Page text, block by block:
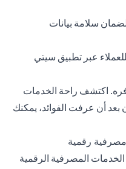
سلامة بيانات
عبر تطبيق سيتي
اكتشف راحة الخدمات
بعد أن عرفت الفوائد، يمكنك
رقمية
المصرفية الرقمية